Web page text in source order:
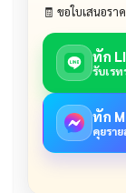
🧾 ขอใบเสนอรา
ทัก
รับเรท
ทัก
คุยรา